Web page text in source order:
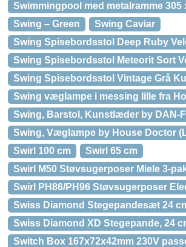
Swimmingpool med metalramme 305
Swing – Green
Swing Caviar
Swing Spisebordsstol Deep Ruby
Swing Spisebordsstol Meteorit Sort
Swing Spisebordsstol Vintage Grå
Swing væglampe i messing lille fra
Swing, Barstol, Kunstlæder by DAN-
Swing, Væglampe by House Doctor
Swirl 100 cm
Swirl 65 cm
Swirl M50 Støvsugerposer Miele 3-
Swirl PH86/PH96 Støvsugerposer
Swiss Diamond Stegepandesæt 24
Swiss Diamond XD Stegepande, 24
Switch Box 167x72x42mm 230V